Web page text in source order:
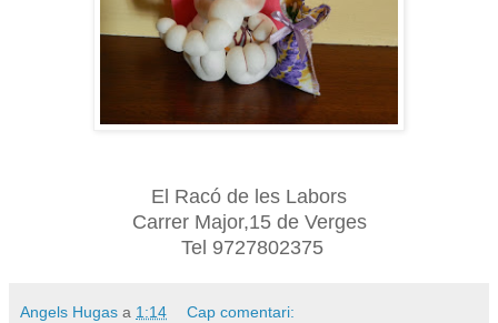
El Racó de les Labors
Carrer Major,15 de Verges
Tel 9727802375
Angels Hugas a 1:14 Cap comentari: